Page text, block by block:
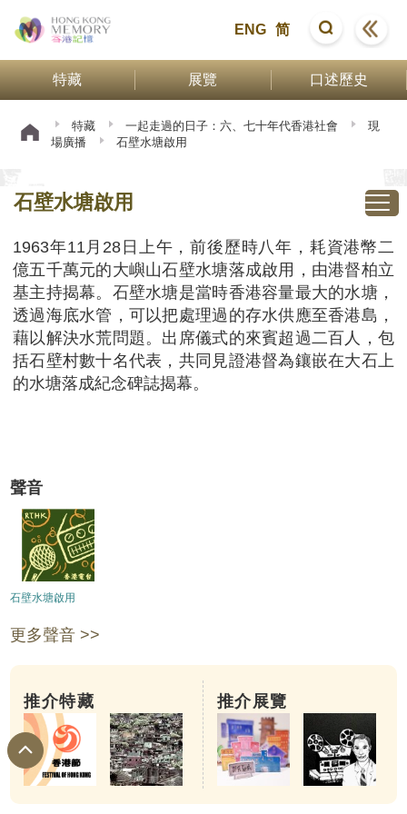
ENG 简
特藏 展覽 口述歷史
特藏 一起走過的日子：六、七十年代香港社會
現
場廣播
石壁水塘啟用
石壁水塘啟用
1963年11月28日上午，前後歷時八年，耗資港幣二
億五千萬元的大嶼山石壁水塘落成啟用，由港督柏立
基主持揭幕。石壁水塘是當時香港容量最大的水塘，
透過海底水管，可以把處理過的存水供應至香港島，
藉以解決水荒問題。出席儀式的來賓超過二百人，包
括石壁村數十名代表，共同見證港督為鑲嵌在大石上
的水塘落成紀念碑誌揭幕。
聲音
石壁水塘啟用
更多聲音 >>
推介特藏 推介展覽